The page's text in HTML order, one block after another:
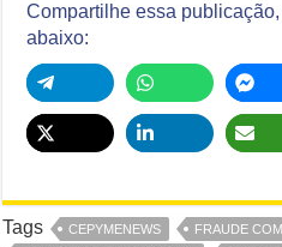
Compartilhe essa
abaixo:
Tags CEPYMENEWS
FRAUDE